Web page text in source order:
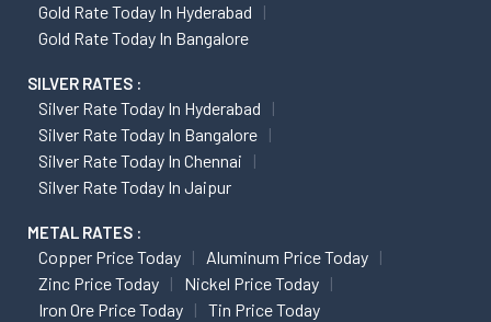
Gold Rate Today In Hyderabad
Gold Rate Today In Bangalore
SILVER RATES :
Silver Rate Today In Hyderabad
Silver Rate Today In Bangalore
Silver Rate Today In Chennai
Silver Rate Today In Jaipur
METAL RATES :
Copper Price Today
Aluminum Price Today
Zinc Price Today
Nickel Price Today
Iron Ore Price Today
Tin Price Today